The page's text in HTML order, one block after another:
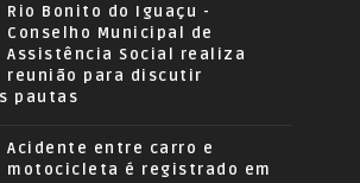
Rio Bonito do Iguaçu -
Conselho Municipal de
Assistência Social realiza
reunião para discutir
pautas
Acidente entre carro e
motocicleta é registrado em